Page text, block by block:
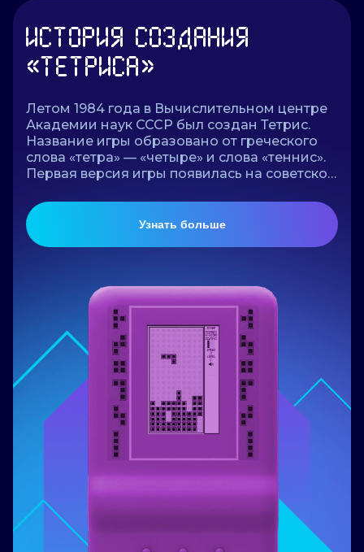
ИСТОРИЯ СОЗДАНИЯ
«ТЕТРИСА»
Летом 1984 года в Вычислительном центре
Академии наук СССР был создан Тетрис.
Название игры образовано от греческого
слова «тетра» — «четыре» и слова «теннис».
Первая версия игры появилась на советском
быстро распространился среди
сотрудников вычислительных центров и
лабораторий. Программисты с энтузиазмом
Тетрис играли по всей Москве, а затем и
России — от НИИ до вузов. Эта простая, но
захватывающая головоломка моментально
завоевала умы и стала настоящим
культурным феноменом. А в 1986 году
«Тетрис» начал своё шествие по миру.
Сегодня Тетрис — это не просто игра, а
часть истории отечественной науки,
цифровой культуры и инженерной мысли. С
этой историей теперь связан и Чемпионат
Москвы по Тетрису.
Узнать больше